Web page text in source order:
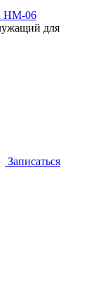
HM-06
для
Записаться